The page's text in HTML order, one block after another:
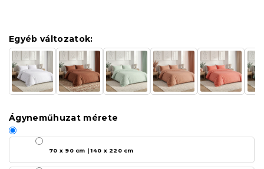
Egyéb változatok:
Ágyneműhuzat mérete
70 x 90 cm | 140 x 220 cm